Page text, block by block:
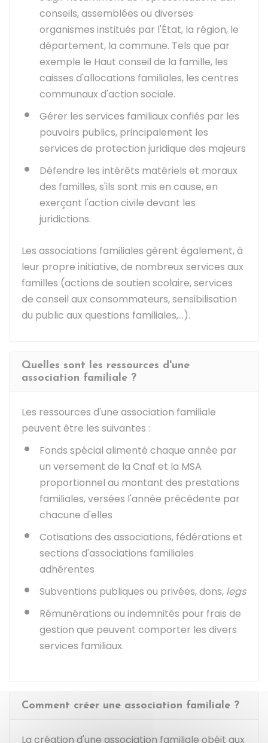
conseils, assemblées ou diverses
organismes institués par l'État, la région, le
département, la commune. Tels que par
exemple le Haut conseil de la famille, les
caisses d'allocations familiales, les centres
communaux d'action sociale.
Gérer les services familiaux confiés par les
pouvoirs publics, principalement les
services de protection juridique des majeurs
Défendre les intérêts matériels et moraux
des familles, s'ils sont mis en cause, en
exerçant l'action civile devant les
juridictions.
Les associations familiales gèrent également, à
leur propre initiative, de nombreux services aux
familles (actions de soutien scolaire, services
de conseil aux consommateurs, sensibilisation
du public aux questions familiales,...).
Quelles sont les ressources d'une
association familiale ?
Les ressources d'une association familiale
peuvent être les suivantes :
Fonds spécial alimenté chaque année par
un versement de la Cnaf et la MSA
proportionnel au montant des prestations
familiales, versées l'année précédente par
chacune d'elles
Cotisations des associations, fédérations et
sections d'associations familiales
adhérentes
Subventions publiques ou privées, dons, legs
Rémunérations ou indemnités pour frais de
gestion que peuvent comporter les divers
services familiaux.
Comment créer une association familiale ?
La création d'une association familiale obéit aux